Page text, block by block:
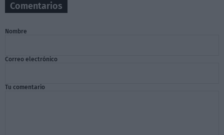
Comentarios
Nombre
Correo electrónico
Tu comentario